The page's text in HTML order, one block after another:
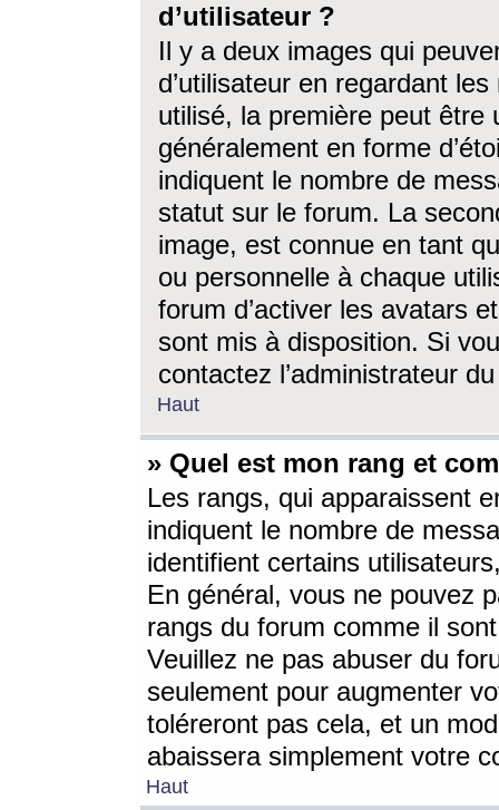
d’utilisateur ?
Il y a deux images qui
d’utilisateur en regardant
utilisé, la première peut être
généralement en forme
indiquent le nombre de
statut sur le forum. La
image, est connue en tant
ou personnelle à chaque
forum d’activer les avatars
sont mis à disposition. Si
contactez l’administrateur
Haut
» Quel est mon rang et
Les rangs, qui apparaissent
indiquent le nombre de
identifient certains
En général, vous ne pouvez
rangs du forum comme il
Veuillez ne pas abuser du
seulement pour augmenter
toléreront pas cela, et un
abaissera simplement votre
Haut